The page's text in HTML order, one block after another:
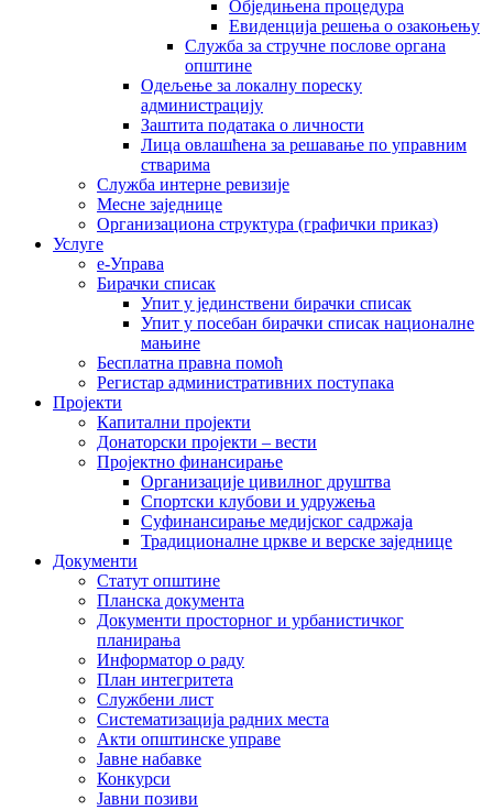
Обједињена процедура
Евиденција решења о озакоњењу
Служба за стручне послове органа
општине
Одељење за локалну пореску
администрацију
Заштита података о личности
Лица овлашћена за решавање по управним
стварима
Служба интерне ревизије
Месне заједнице
Организациона структура (графички приказ)
Услуге
е-Управа
Бирачки списак
Упит у јединствени бирачки списак
Упит у посебан бирачки списак националне
мањине
Бесплатна правна помоћ
Регистар административних поступака
Пројекти
Капитални пројекти
Донаторски пројекти – вести
Пројектно финансирање
Организације цивилног друштва
Спортски клубови и удружења
Суфинансирање медијског садржаја
Традиционалне цркве и верске заједнице
Документи
Статут општине
Планска документа
Документи просторног и урбанистичког
планирања
Информатор о раду
План интегритета
Службени лист
Систематизација радних места
Акти општинске управе
Јавне набавке
Конкурси
Јавни позиви